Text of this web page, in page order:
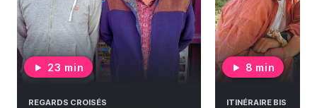
23 min
REGARDS CROISÉS
8 min
ITINÉRAIRE BIS